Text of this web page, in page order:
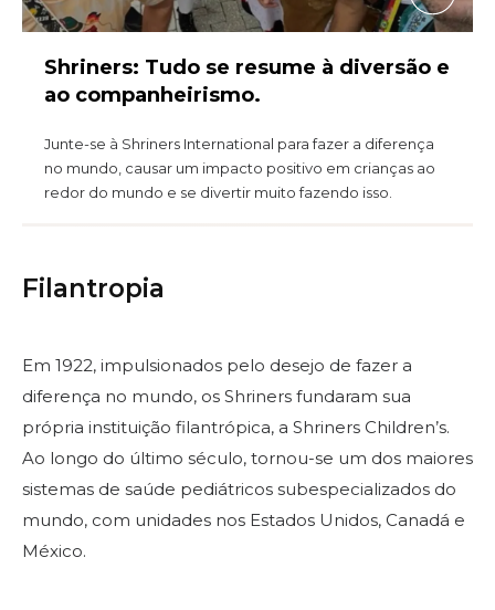
PROCURAR
LEADERSHIP
MEMBER CENTER
WOMEN IMPACTING CARE
Shriners: Tudo se resume à diversão e
ao companheirismo.
Junte-se à Shriners International para fazer a diferença
no mundo, causar um impacto positivo em crianças ao
redor do mundo e se divertir muito fazendo isso.
Filantropia
Em 1922, impulsionados pelo desejo de fazer a
diferença no mundo, os Shriners fundaram sua
própria instituição filantrópica, a Shriners Children’s.
Ao longo do último século, tornou-se um dos maiores
sistemas de saúde pediátricos subespecializados do
mundo, com unidades nos Estados Unidos, Canadá e
México.